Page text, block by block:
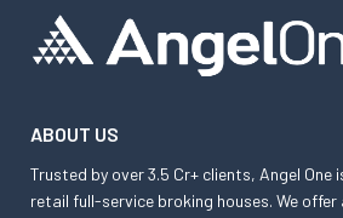
ABOUT US
Trusted by over 3.5 Cr+ clients, Angel One
retail full-service broking houses. We offer